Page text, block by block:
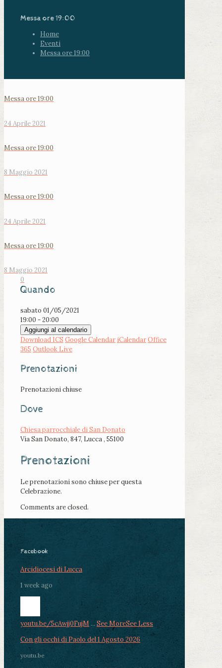
Messa ore 19:00
Home
Eventi
Messa ore 19:00
Messa ore 19:00
24 Aprile 2021
Messa ore 19:00
8 Maggio 2021
Messa ore 19:00
24 Aprile 2021
Messa ore 19:00
8 Maggio 2021
0
Quando
sabato 01/05/2021
19:00 - 20:00
Aggiungi al calendario
Download ICS Google Calendar iCalendarOffice
365 Outlook Live
Prenotazioni
Prenotazioni chiuse
Dove
Chiesa parrocchiale di San Donato
Via San Donato, 847, Lucca , 55100
Prenotazioni
Le prenotazioni sono chiuse per questa
Celebrazione.
Comments are closed.
Facebook
Arcidiocesi di Lucca
1 week ago
youtu.be/5cAwjj0FujM ... See MoreSee Less
Con gli occhi di Paolo del 1 Agosto 2026
youtu.be